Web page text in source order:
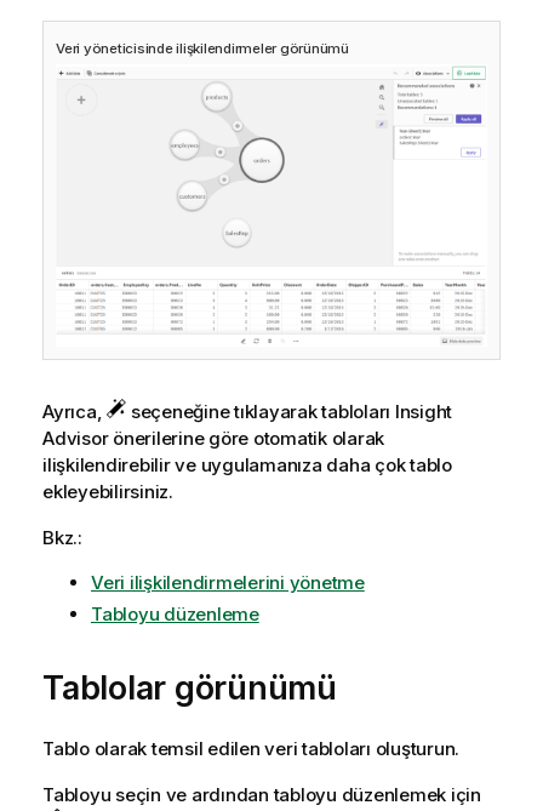
Veri yöneticisinde ilişkilendirmeler görünümü
Ayrıca, seçeneğine tıklayarak tabloları Insight
Advisorönerilerine göre otomatik olarak
ilişkilendirebilir ve uygulamanıza daha çok tablo
ekleyebilirsiniz.
Bkz.:
Veri ilişkilendirmelerini yönetme
Tabloyu düzenleme
Tablolar görünümü
Tablo olarak temsil edilen veri tabloları oluşturun.
Tabloyu seçin ve ardından tabloyu düzenlemek için